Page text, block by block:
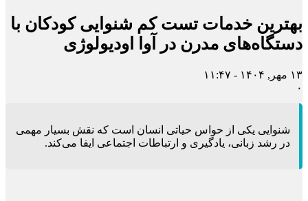
بهترین خدمات تست کم ‌شنوایی کودکان با
دستگاه‌های مدرن در آوا اودیولوژی
۱۳ مهر, ۱۴۰۴ - ۱۱:۴۷
۰
شنوایی یکی از حواس حیاتی انسان است که نقش بسیار مهمی
در رشد زبانی، یادگیری و ارتباطات اجتماعی ایفا می‌کند.